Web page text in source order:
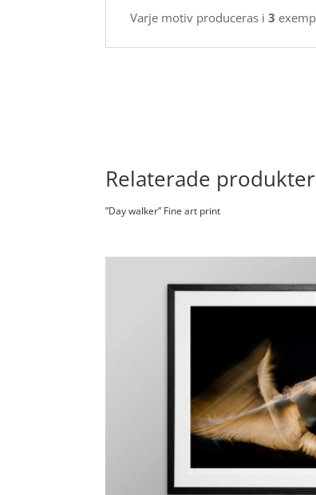
Varje motiv produceras i 3
Relaterade produkter
”Day walker” Fine art print